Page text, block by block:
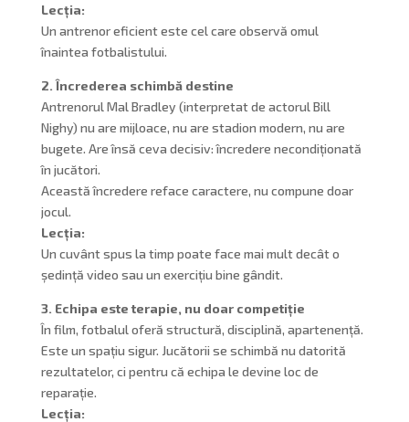
Lecția:
Un antrenor eficient este cel care observă omul
înaintea fotbalistului.
2. Încrederea schimbă destine
Antrenorul Mal Bradley (interpretat de actorul Bill
Nighy) nu are mijloace, nu are stadion modern, nu are
bugete. Are însă ceva decisiv: încredere necondiționată
în jucători.
Această încredere reface caractere, nu compune doar
jocul.
Lecția:
Un cuvânt spus la timp poate face mai mult decât o
ședință video sau un exercițiu bine gândit.
3. Echipa este terapie, nu doar competiție
În film, fotbalul oferă structură, disciplină, apartenență.
Este un spațiu sigur. Jucătorii se schimbă nu datorită
rezultatelor, ci pentru că echipa le devine loc de
reparație.
Lecția: